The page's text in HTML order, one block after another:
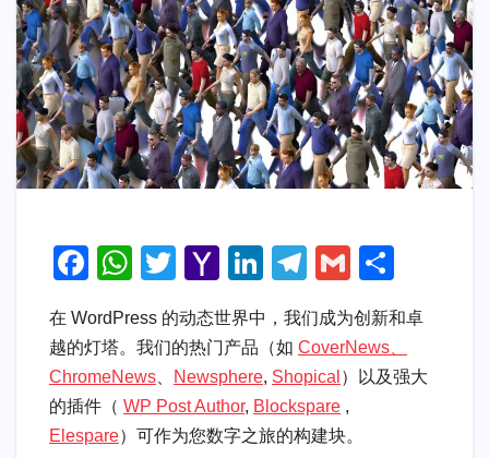
F
c
e
b
o
W
at
s
A
p
T
tt
er
Y
h
o
o
M
Li
k
e
dI
n
T
e
gr
a
m
G
ail ar
e
在 WordPress 的动态世界中，我们成为创新和卓
越的灯塔。我们的热门产品（如 CoverNews
ChromeNews
Newsphere, Shopical ）以及强大
的插件（ WP Post Author, Blockspare ,
Elespare）可作为您数字之旅的构建块。